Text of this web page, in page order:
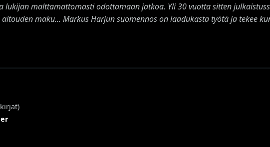
lukijan malttamattomasti odottamaan jatkoa. Yli 30 vuotta sitten
maku... Markus Harjun suomennos on laadukasta työtä ja tekee
)